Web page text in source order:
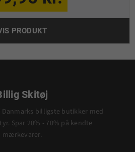
PRODUKT
Skitøj
Danmarks billigste butikker med
Spar 20% - 70% på kendte
mærkevarer.